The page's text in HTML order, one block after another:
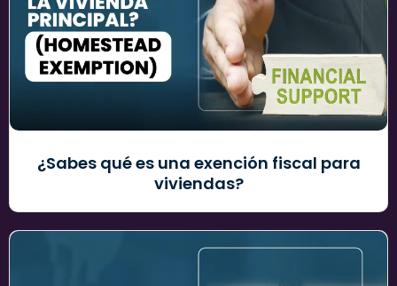
¿Sabes qué es una exención fiscal para
viviendas?